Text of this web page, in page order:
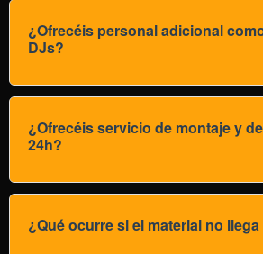
¿Ofrecéis personal adicional
DJs?
¿Ofrecéis servicio de montaje y
24h?
¿Qué ocurre si el material no